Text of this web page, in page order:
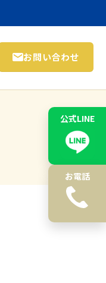
お問い合わせ
公式LINE
お電話